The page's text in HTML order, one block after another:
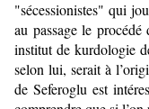
"sécessionistes" qui
au passage le procédé
institut de kurdologie
selon lui, serait à
de Seferoglu est